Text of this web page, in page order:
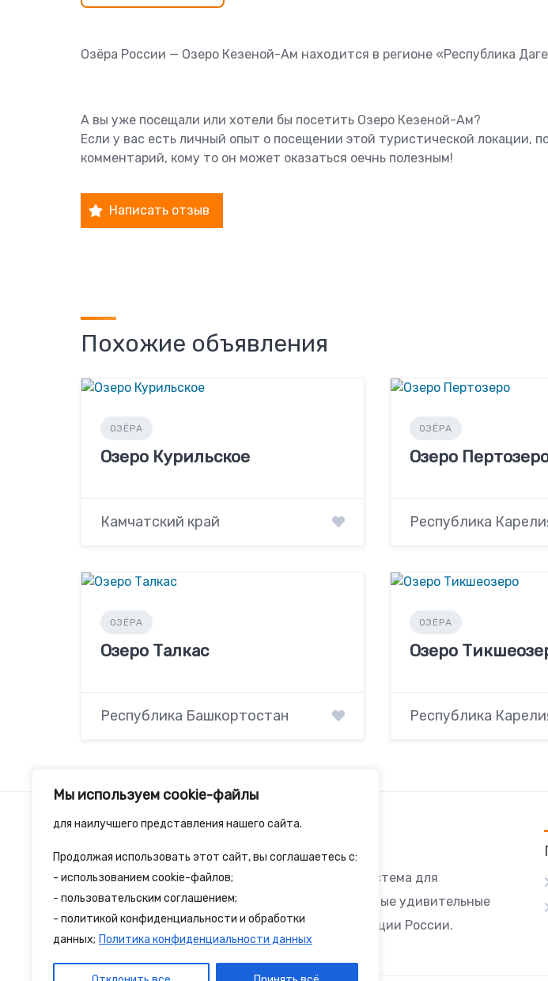
Мы используем cookie-файлы
для наилучшего представления нашего сайта.
Продолжая использовать этот сайт, вы соглашаетесь с:
- использованием cookie-файлов;
- пользовательским соглашением;
- политикой конфиденциальности и обработки
данных; Политика конфиденциальности данных
Озёра России — Озеро Кезеной-Ам находится в регионе «Республика
А вы уже посещали или хотели бы посетить Озеро Кезеной-Ам?
Если у вас есть личный опыт о посещении этой туристической локации,
комментарий, кому то он может оказаться оечнь полезным!
Написать отзыв
Похожие объявления
ОЗЁРА
Озеро Курильское
Камчатский край
ОЗЁРА
Озеро
Республика
ОЗЁРА
Озеро Талкас
Республика Башкортостан
ОЗЁРА
Озеро
Республика
2spalnika.ru — это удобная информационная система для
путешественников и туристов где собраны самые удивительные
достопримечательности и туристические локации России.